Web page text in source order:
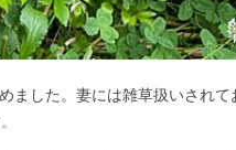
ました。妻には雑草扱いされて